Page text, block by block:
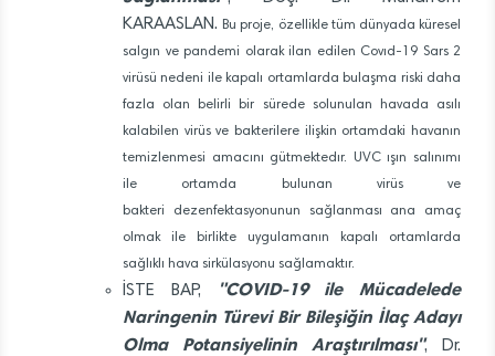
KARAASLAN. Bu proje, özellikle tüm dünyada küresel
salgın ve pandemi olarak ilan edilen Covıd-19 Sars 2
virüsü nedeni ile kapalı ortamlarda bulaşma riski daha
fazla olan belirli bir sürede solunulan havada asılı
kalabilen virüs ve bakterilere ilişkin ortamdaki havanın
temizlenmesi amacını gütmektedır. UVC ışın salınımı
ile ortamda bulunan virüs ve
bakteri dezenfektasyonunun sağlanması ana amaç
olmak ile birlikte uygulamanın kapalı ortamlarda
sağlıklı hava sirkülasyonu sağlamaktır.
İSTE BAP,
"COVID-19 ile Mücadelede
Naringenin Türevi Bir Bileşiğin İlaç Adayı
Olma Potansiyelinin Araştırılması", Dr.